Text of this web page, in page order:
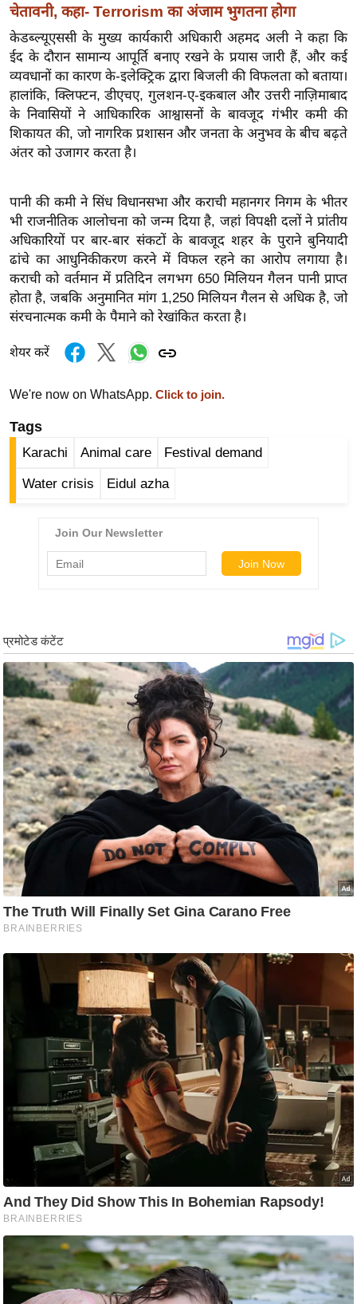
डि
या
सा
हि
त्य
ज
ग
त
टो
व
र्ल्ड
न्यू
ज
ब्री
म
रं
ज
ज
ग
ली
वु
ड
फि
ल्म
स
मी
क्षा
B
r
e
a
k
i
n
g
s
फ
स्टा
टे
क्नॉ
लॉ
ब्यू
टी
चेतावनी, कहा- Terrorism का अंजाम भुगतना होगा
केडब्ल्यूएससी के मुख्य कार्यकारी अधिकारी अहमद अली ने कहा कि
ईद के दौरान सामान्य आपूर्ति बनाए रखने के प्रयास जारी हैं, और कई
व्यवधानों का कारण के-इलेक्ट्रिक द्वारा बिजली की विफलता को बताया।
हालांकि, क्लिफ्टन, डीएचए, गुलशन-ए-इकबाल और उत्तरी नाज़िमाबाद
के निवासियों ने आधिकारिक आश्वासनों के बावजूद गंभीर कमी की
शिकायत की, जो नागरिक प्रशासन और जनता के अनुभव के बीच बढ़ते
अंतर को उजागर करता है।
पानी की कमी ने सिंध विधानसभा और कराची महानगर निगम के भीतर
भी राजनीतिक आलोचना को जन्म दिया है, जहां विपक्षी दलों ने प्रांतीय
अधिकारियों पर बार-बार संकटों के बावजूद शहर के पुराने बुनियादी
ढांचे का आधुनिकीकरण करने में विफल रहने का आरोप लगाया है।
कराची को वर्तमान में प्रतिदिन लगभग 650 मिलियन गैलन पानी प्राप्त
होता है, जबकि अनुमानित मांग 1,250 मिलियन गैलन से अधिक है, जो
संरचनात्मक कमी के पैमाने को रेखांकित करता है।
शेयर करें
We're now on WhatsApp. Click to join.
Tags
Karachi Animal care Festival demand
Water crisis Eidul azha